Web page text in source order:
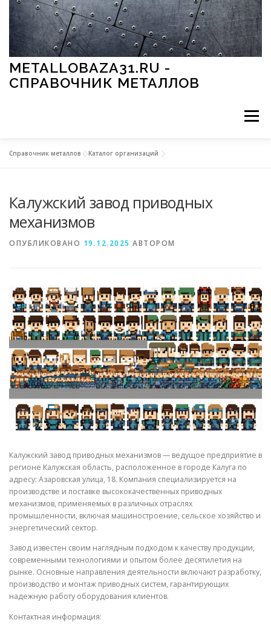
Перейти к содержимому
METALLOBAZA31.RU -
СПРАВОЧНИК МЕТАЛЛОВ
Меню
МЕТАЛЛЫ И ОКРУЖАЮЩАЯ СРЕДА
СВОЙСТВА МЕТАЛЛОВ СОРТА МЕТАЛЛОВ
СТАТЬИ
Справочник металлов »Каталог организаций
Калужский завод приводных
механизмов
ОПУБЛИКОВАНО 19.12.2025 АВТОРОМ
Калужский завод приводных механизмов — ведущое предприятие в
регионе Калужская область, расположенное в городе Калуга по
адресу: Азаровская улица, 18. Компания специализируется на
производстве и поставке высококачественных приводных
механизмов, применяемых в различных отраслях
промышленности, включая машиностроение, сельское хозяйство и
энергетический сектор.
Завод известен своим наглядным подходом к качеству продукции,
современными технологиями и опытом более десятилетия на
рынке. Основные направления деятельности включают разработку,
производство и монтаж приводных систем, гарантирующих
надежную работу оборудования клиентов.
Контактная информация: